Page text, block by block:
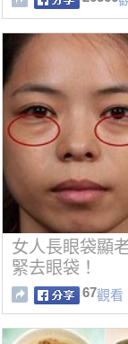
女人長眼袋顯
緊去眼袋！
67觀看